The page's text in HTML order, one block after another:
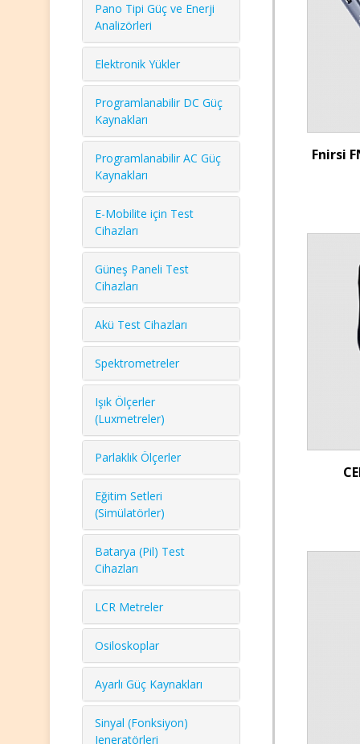
Fnirsi
Pano Tipi Güç ve Enerji
Analizörleri
Elektronik Yükler
Programlanabilir DC Güç
Kaynakları
Programlanabilir AC Güç
Kaynakları
E-Mobilite için Test
Cihazları
Güneş Paneli Test
Cihazları
Akü Test Cihazları
Spektrometreler
Işık Ölçerler
(Luxmetreler)
Parlaklık Ölçerler
Eğitim Setleri
(Simülatörler)
Batarya (Pil) Test
Cihazları
LCR Metreler
Osiloskoplar
Ayarlı Güç Kaynakları
Sinyal (Fonksiyon)
Jeneratörleri